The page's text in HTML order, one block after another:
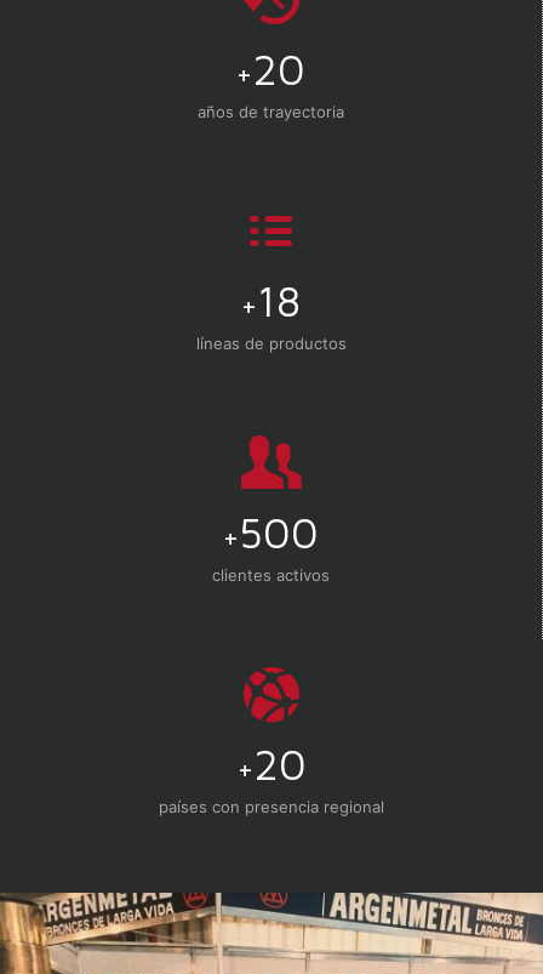
+20
años de trayectoria
+18
líneas de productos
+500
clientes activos
+20
países con presencia regional